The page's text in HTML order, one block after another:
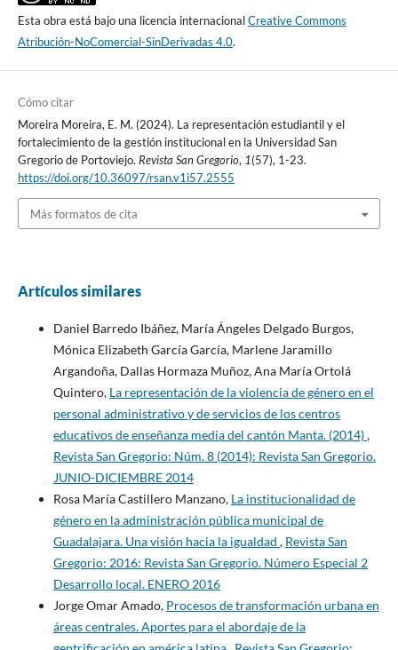
Esta obra está bajo una licencia internacionalCreative Commons
Atribución-NoComercial-SinDerivadas 4.0.
Cómo citar
Moreira Moreira, E. M. (2024). La representación estudiantil y el
fortalecimiento de la gestión institucional en la Universidad San
Gregorio de Portoviejo. Revista San Gregorio, 1(57), 1-23.
https://doi.org/10.36097/rsan.v1i57.2555
Más formatos de cita
Artículos similares
Daniel Barredo Ibáñez, María Ángeles Delgado Burgos,
Mónica Elizabeth García García, Marlene Jaramillo
Argandoña, Dallas Hormaza Muñoz, Ana María Ortolá
Quintero, La representación de la violencia de género en el
personal administrativo y de servicios de los centros
educativos de enseñanza media del cantón Manta. (2014),
Revista San Gregorio: Núm. 8 (2014): Revista San Gregorio.
JUNIO-DICIEMBRE 2014
Rosa María Castillero Manzano, La institucionalidad de
género en la administración pública municipal de
Guadalajara. Una visión hacia la igualdad , Revista San
Gregorio: 2016: Revista San Gregorio. Número Especial 2
Desarrollo local. ENERO 2016
Jorge Omar Amado, Procesos de transformación urbana en
áreas centrales. Aportes para el abordaje de la